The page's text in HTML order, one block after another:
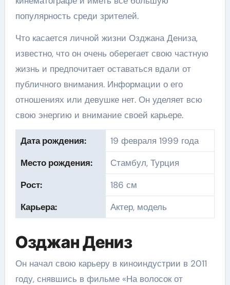
популярность среди зрителей.
Что касается личной жизни Озджана Дениза,
известно, что он очень оберегает свою частную
жизнь и предпочитает оставаться вдали от
публичного внимания. Информации о его
отношениях или девушке нет. Он уделяет всю
свою энергию и внимание своей карьере.
Дата рождения:
19 февраля 1999 года
Место рождения:
Стамбул, Турция
Рост:
186 см
Карьера:
Актер, модель
Озджан Дениз
Он начал свою карьеру в киноиндустрии в 2011
году, снявшись в фильме «На волосок от